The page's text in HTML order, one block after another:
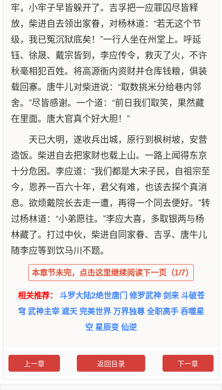
牢，小牢子早皆躲开了。吉孚把一应罪囚尽皆释
放，柴进自去领出家眷，对杨林道：“若无这个节
级，我已冤沉狱底矣！”一行人坐在州堂上。呼延
钰、徐晟、戴宗皆到，李应传令，救灭了火，不许
秋毫相犯百姓。将高源衙内资财并仓库钱粮，俱装
载回寨。唐牛儿对柴进说：“取数挑米分给巷内邻
舍。”尽皆感谢。一个道：“前日我们取笑，果然藏
在里面。唐大官真个好大胆！”
天已大明，遂收兵出城，原行到枫树坡，安营
造饭。柴进自去把家财也载上山。一路上闻得东京
十分危困。李应道：“我们都是大宋子民，自祖宗至
今，恩养一百六十年，君父有难，也该去探个真消
息。欲烦戴院长去走一遭，再得一个同去便好。”转
过杨林道：“小弟愿往。”李应大喜，多取银两与杨
林藏了。打过中伙，柴进自同家眷、吉孚、唐牛儿
随李应等到饮马川不题。
本章节未完，点击这里继续阅读下一页（1/7）
相关推荐： 斗罗大陆2绝世唐门修罗武神剑来 斗破苍
穹武神主宰遮天 完美世界 万界独尊全职高手吞噬星
空星辰变仙逆
上一章 返回目录 下一章